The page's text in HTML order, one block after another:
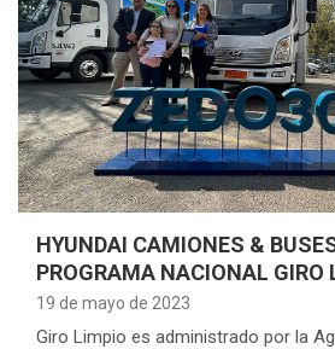
HYUNDAI CAMIONES &
PROGRAMA NACIONAL GIRO
19 de mayo de 2023
Giro Limpio es administrado por la